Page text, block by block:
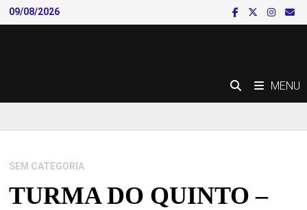
Skip
to
09/08/2026
MENU
SEM CATEGORIA
TURMA DO QUINTO –